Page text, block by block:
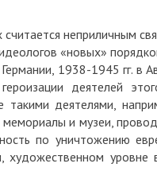
неприличным
«новых»
1938-1945 гг. в
деятелей
такими деятелями,
и музеи,
по уничтожению
художественном уровне